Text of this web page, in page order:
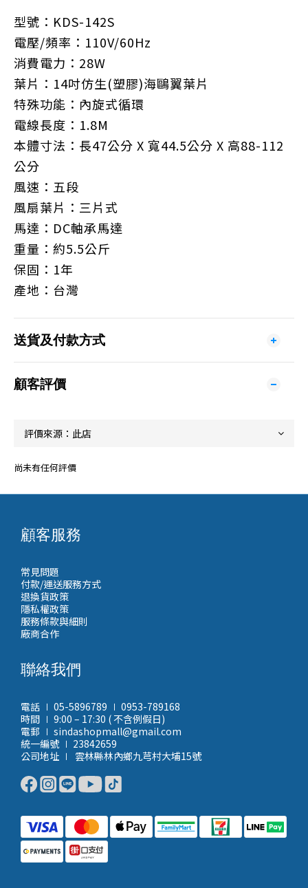
型號：KDS-142S
電壓/頻率：110V/60Hz
消費電力：28W
葉片：14吋仿生(塑膠)海鷗翼葉片
特殊功能：內旋式循環
電線長度：1.8M
本體寸法：長47公分 X 寬44.5公分 X 高88-112
公分
風速：五段
風扇葉片：三片式
馬達：DC軸承馬達
重量：約5.5公斤
保固：1年
產地：台灣
送貨及付款方式
顧客評價
尚未有任何評價
顧客服務
常見問題
付款/運送服務方式
退換貨政策
隱私權政策
服務條款與細則
廠商合作
聯絡我們
電話 ∣ 05-5896789 ∣ 0953-789168
時間 ∣ 9:00 – 17:30 ( 不含例假日)
電郵 ∣ sindashopmall@gmail.com
統一編號 ∣ 23842659
公司地址 ∣ 雲林縣林內鄉九芎村大埔15號